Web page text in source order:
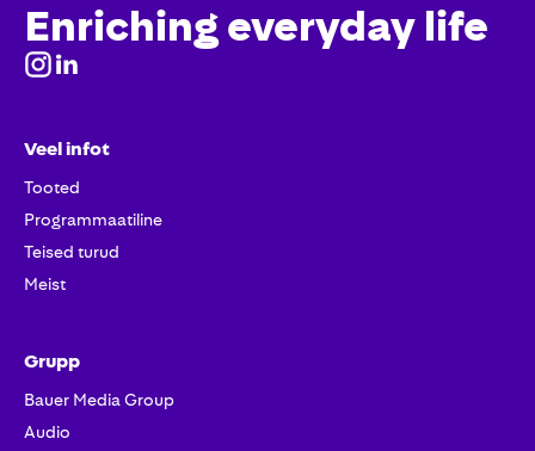
Enriching everyday life
Veel infot
Tooted
Programmaatiline
Teised turud
Meist
Grupp
Bauer Media Group
Audio